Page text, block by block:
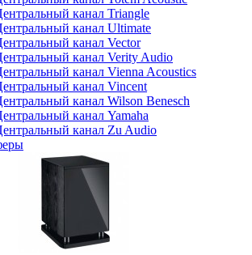
канал Triangle
канал Ultimate
канал Vector
канал Verity Audio
канал Vienna Acoustics
канал Vincent
канал Wilson Benesch
канал Yamaha
канал Zu Audio